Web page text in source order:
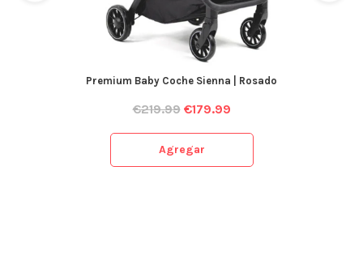
Premium Baby Coche Sienna | Rosado
€219.99 €179.99
Agregar